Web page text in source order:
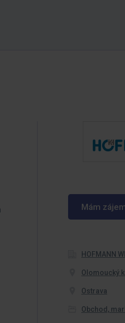
Mám
HOFMANN
Olomoucký
Ostrava
Obchod,